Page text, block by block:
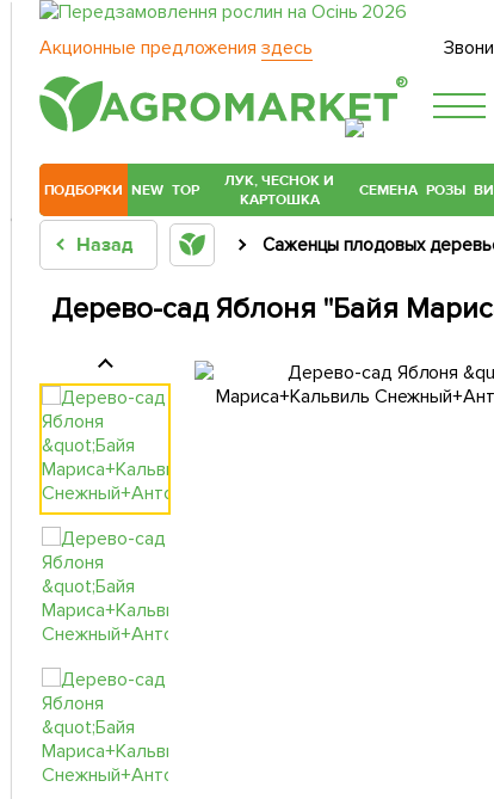
Акционные предложения здесь
®
ПОДБОРКИ NEW TOP
ЛУК, ЧЕСНОК И
КАРТОШКА
СЕМЕНА РОЗЫ
Назад Саженцы плодовых
Дерево-сад Яблоня "Байя